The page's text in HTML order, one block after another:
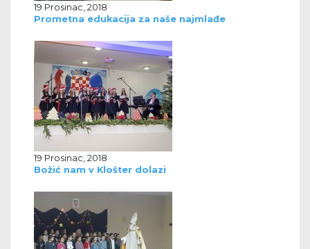
19 Prosinac, 2018
Prometna edukacija za naše najmlađe
19 Prosinac, 2018
Božić nam v Klošter dolazi